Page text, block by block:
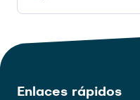
Enlaces rápidos